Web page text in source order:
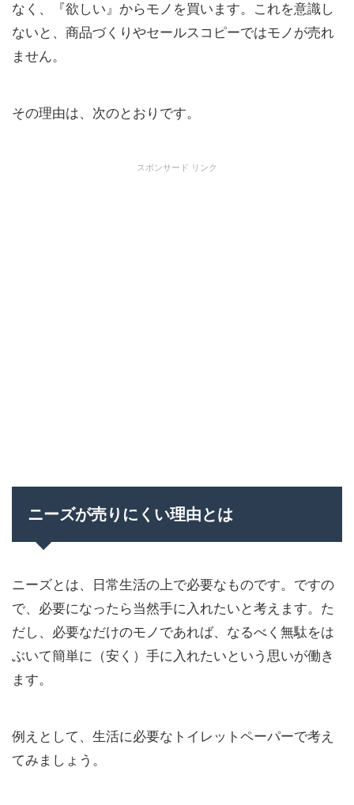
なく、『欲しい』からモノを買います。これを意識し
ないと、商品づくりやセールスコピーではモノが売れ
ません。
その理由は、次のとおりです。
スポンサード リンク
ニーズが売りにくい理由とは
ニーズとは、日常生活の上で必要なものです。ですの
で、必要になったら当然手に入れたいと考えます。た
だし、必要なだけのモノであれば、なるべく無駄をは
ぶいて簡単に（安く）手に入れたいという思いが働き
ます。
例えとして、生活に必要なトイレットペーパーで考え
てみましょう。